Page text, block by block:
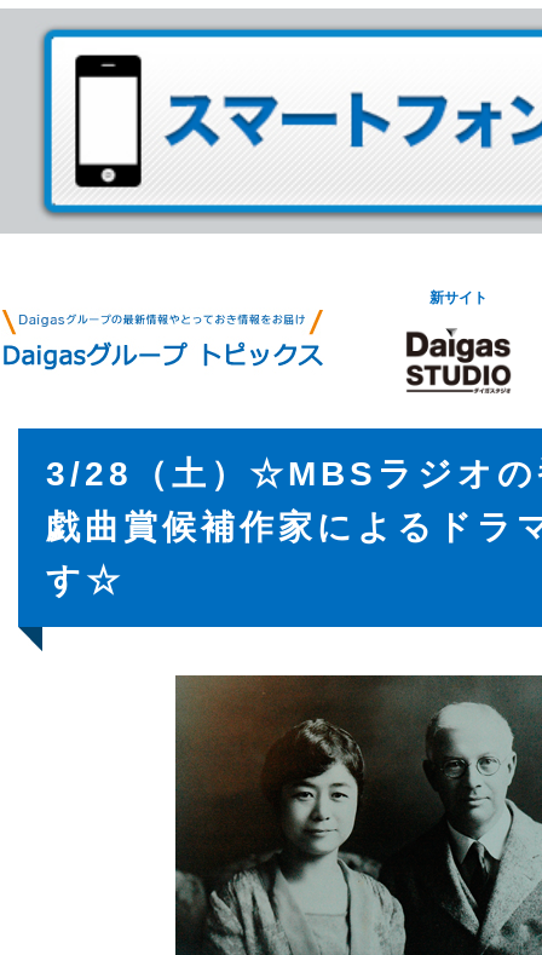
新サイト
3/28（土）☆MBSラジオの
戯曲賞候補作家によるドラ
す☆